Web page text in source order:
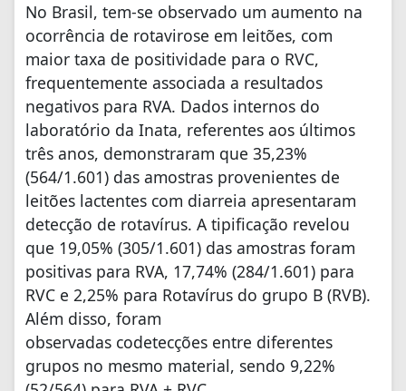
No Brasil, tem-se observado um aumento na
ocorrência de rotavirose em leitões, com
maior taxa de positividade para o RVC,
frequentemente associada a resultados
negativos para RVA. Dados internos do
laboratório da Inata, referentes aos últimos
três anos, demonstraram que 35,23%
(564/1.601) das amostras provenientes de
leitões lactentes com diarreia apresentaram
detecção de rotavírus. A tipificação revelou
que 19,05% (305/1.601) das amostras foram
positivas para RVA, 17,74% (284/1.601) para
RVC e 2,25% para Rotavírus do grupo B (RVB).
Além disso, foram
observadas codetecções entre diferentes
grupos no mesmo material, sendo 9,22%